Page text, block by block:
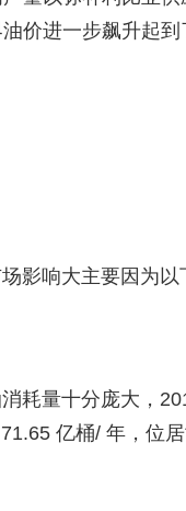
价进一步飙升起到
影响大主要因为以
耗量十分庞大，
亿桶/ 年，位居